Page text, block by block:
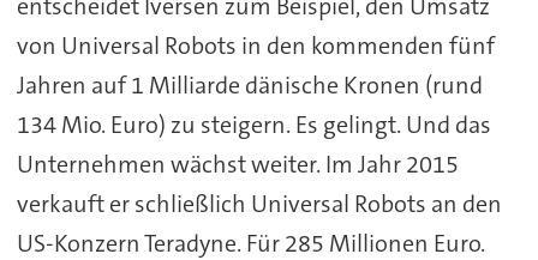
von Universal Robots in den kommenden fünf
Jahren auf 1 Milliarde dänische Kronen (rund
134 Mio. Euro) zu steigern. Es gelingt. Und das
Unternehmen wächst weiter. Im Jahr 2015
verkauft er schließlich Universal Robots an den
US-Konzern Teradyne. Für 285 Millionen Euro.